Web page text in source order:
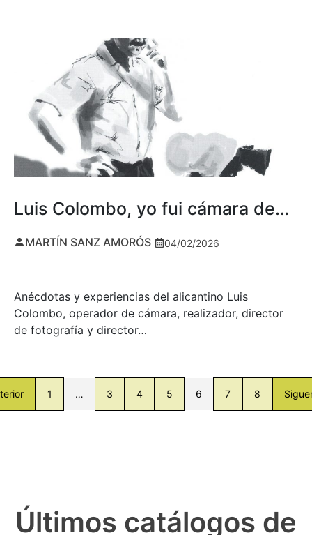
Luis Colombo, yo fui cámara de…
MARTÍN SANZ AMORÓS 04/02/2026
Anécdotas y experiencias del alicantino Luis
Colombo, operador de cámara, realizador, director
de fotografía y director…
1 … 3 4 5 6 7 8
Últimos catálogos de